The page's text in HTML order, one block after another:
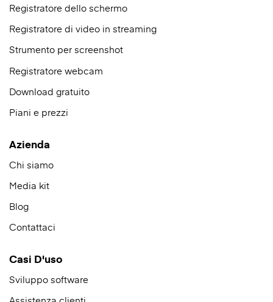
Registratore dello schermo
Registratore di video in streaming
Strumento per screenshot
Registratore webcam
Download gratuito
Piani e prezzi
Azienda
Chi siamo
Media kit
Blog
Contattaci
Casi D'uso
Sviluppo software